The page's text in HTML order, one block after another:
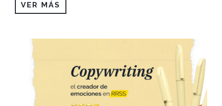
VER MÁS